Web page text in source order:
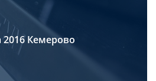
2016 Кемерово